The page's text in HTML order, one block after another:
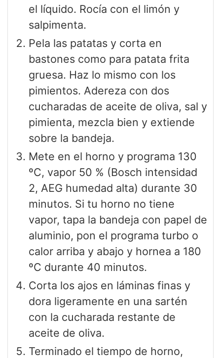
el líquido. Rocía con el limón y
salpimenta.
Pela las patatas y corta en
bastones como para patata frita
gruesa. Haz lo mismo con los
pimientos. Adereza con dos
cucharadas de aceite de oliva, sal y
pimienta, mezcla bien y extiende
sobre la bandeja.
Mete en el horno y programa 130
ºC, vapor 50 % (Bosch intensidad
2, AEG humedad alta) durante 30
minutos. Si tu horno no tiene
vapor, tapa la bandeja con papel de
aluminio, pon el programa turbo o
calor arriba y abajo y hornea a 180
ºC durante 40 minutos.
Corta los ajos en láminas finas y
dora ligeramente en una sartén
con la cucharada restante de
aceite de oliva.
Terminado el tiempo de horno,